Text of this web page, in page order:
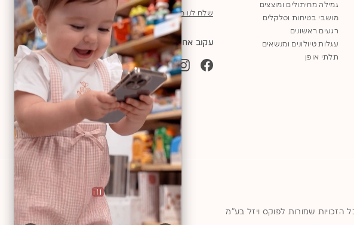
גמילה מחיתולים ומוצצים
מושבי בטיחות וסלקלים
רגעים ראשונים
עגלות טיולונים ומנשאים
תלתי אופן
שלח לנו מייל
עקוב אחרינו
Facebook
Instagram
TikTok
YouTube